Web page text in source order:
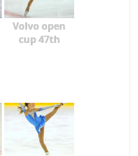
Volvo open
cup 47th